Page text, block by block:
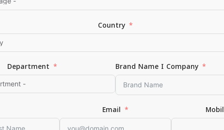
Country
Department Brand Name I Company
Email